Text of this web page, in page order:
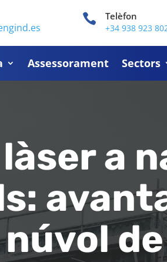
 Telèfon
+34 938 923
Assessorament Sectors
a
de